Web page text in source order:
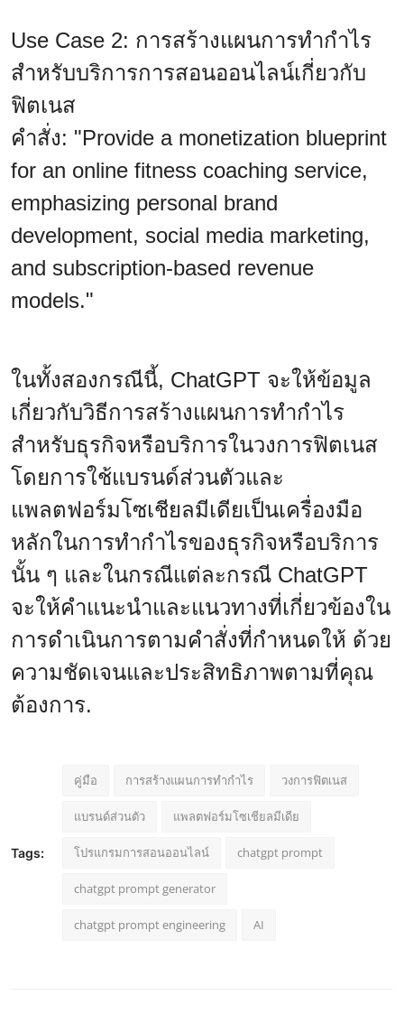
Use Case 2: การสร้างแผนการทำกำไร
สำหรับบริการการสอนออนไลน์เกี่ยวกับ
ฟิตเนส
คำสั่ง: "Provide a monetization blueprint
for an online fitness coaching service,
emphasizing personal brand
development, social media marketing,
and subscription-based revenue
models."
ในทั้งสองกรณีนี้, ChatGPT จะให้ข้อมูล
เกี่ยวกับวิธีการสร้างแผนการทำกำไร
สำหรับธุรกิจหรือบริการในวงการฟิตเนส
โดยการใช้แบรนด์ส่วนตัวและ
แพลตฟอร์มโซเชียลมีเดียเป็นเครื่องมือ
หลักในการทำกำไรของธุรกิจหรือบริการ
นั้น ๆ และในกรณีแต่ละกรณี ChatGPT
จะให้คำแนะนำและแนวทางที่เกี่ยวข้องใน
การดำเนินการตามคำสั่งที่กำหนดให้ ด้วย
ความชัดเจนและประสิทธิภาพตามที่คุณ
ต้องการ.
Tags:
คู่มือ การสร้างแผนการทำกำไร วงการฟิตเนส
แบรนด์ส่วนตัว แพลตฟอร์มโซเชียลมีเดีย
โปรแกรมการสอนออนไลน์ chatgpt prompt
chatgpt prompt generator
chatgpt prompt engineering AI